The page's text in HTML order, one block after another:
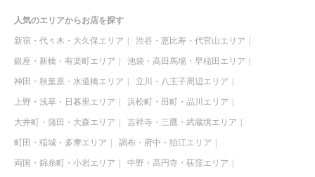
人気のエリアからお店を探す
新宿・代々木・大久保エリア 渋谷・恵比寿・代官山エリア
銀座・新橋・有楽町エリア 池袋・高田馬場・早稲田エリア
神田・秋葉原・水道橋エリア 立川・八王子周辺エリア
上野・浅草・日暮里エリア 浜松町・田町・品川エリア
大井町・蒲田・大森エリア 吉祥寺・三鷹・武蔵境エリア
町田・稲城・多摩エリア 調布・府中・狛江エリア
両国・錦糸町・小岩エリア 中野・高円寺・荻窪エリア